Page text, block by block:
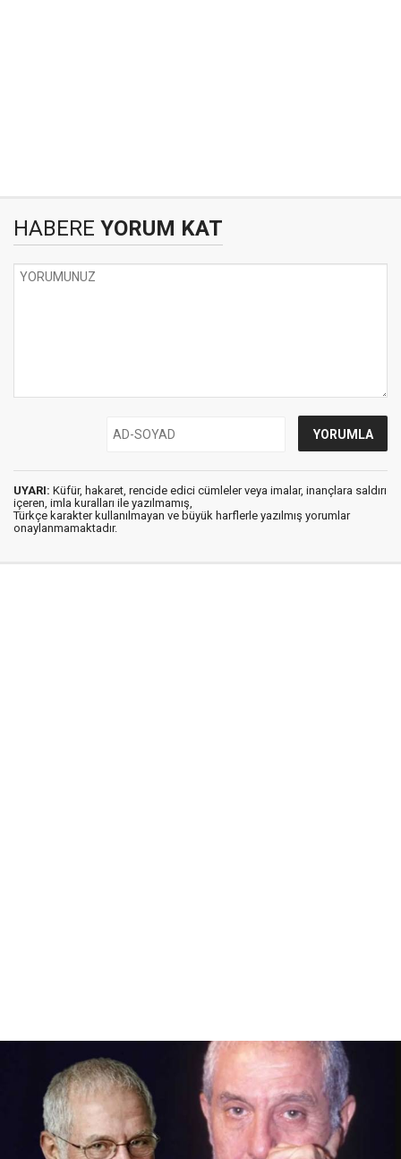
HABERE YORUM KAT
UYARI: Küfür, hakaret, rencide edici cümleler veya imalar, inançlara saldırı
içeren, imla kuralları ile yazılmamış,
Türkçe karakter kullanılmayan ve büyük harflerle yazılmış yorumlar
onaylanmamaktadır.